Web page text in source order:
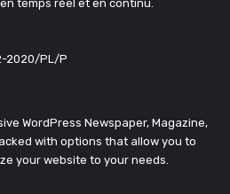
temps réel et en continu.
2020/PL/P
WordPress Newspaper, Magazine,
with options that allow you to
your website to your needs.